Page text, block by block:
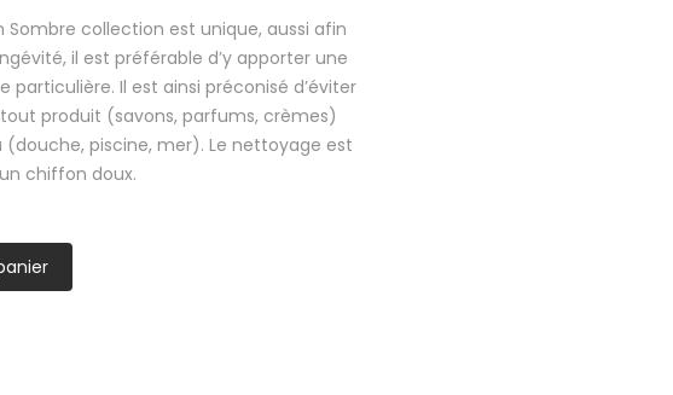
collection est unique, aussi afin
il est préférable d’y apporter une
Il est ainsi préconisé d’éviter
tout produit (savons, parfums, crèmes)
(douche, piscine, mer). Le nettoyage est
chiffon doux.